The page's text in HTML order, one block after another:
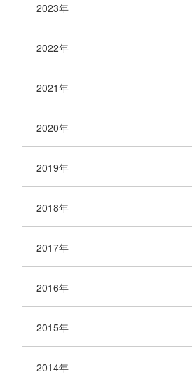
2023年
2022年
2021年
2020年
2019年
2018年
2017年
2016年
2015年
2014年